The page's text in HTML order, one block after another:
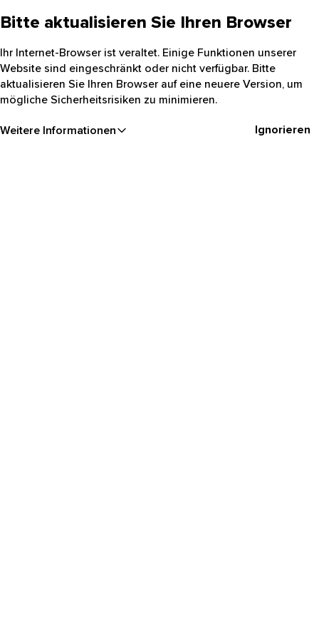
Bitte aktualisieren Sie Ihren Browser
Ihr Internet-Browser ist veraltet. Einige Funktionen unserer
Website sind eingeschränkt oder nicht verfügbar. Bitte
aktualisieren Sie Ihren Browser auf eine neuere Version, um
mögliche Sicherheitsrisiken zu minimieren.
Weitere Informationen Ignorieren